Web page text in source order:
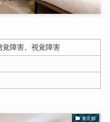
覚障害、視覚障害
東京都